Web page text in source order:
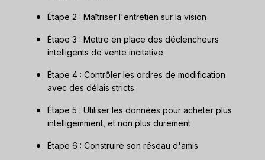
Étape 2 : Maîtriser l'entretien sur la vision
Étape 3 : Mettre en place des déclencheurs
intelligents de vente incitative
Étape 4 : Contrôler les ordres de modification
avec des délais stricts
Étape 5 : Utiliser les données pour acheter plus
intelligemment, et non plus durement
Étape 6 : Construire son réseau d'amis